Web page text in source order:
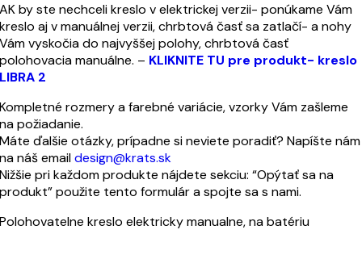
AK by ste nechceli kreslo v elektrickej verzii- ponúkame Vám
kreslo aj v manuálnej verzii, chrbtová časť sa zatlačí- a nohy
Vám vyskočia do najvyššej polohy, chrbtová časť
polohovacia manuálne. – KLIKNITE TU pre produkt- kreslo
LIBRA 2
Kompletné rozmery a farebné variácie, vzorky Vám zašleme
na požiadanie.
Máte ďalšie otázky, prípadne si neviete poradiť? Napíšte nám
na náš emaildesign@krats.sk
Nižšie pri každom produkte nájdete sekciu: “Opýtať sa na
produkt” použite tento formulár a spojte sa s nami.
Polohovatelne kreslo elektricky manualne, na batériu